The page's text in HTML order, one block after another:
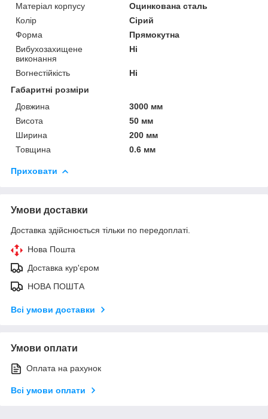
Матеріал корпусу
Оцинкована сталь
Колір
Сірий
Форма
Прямокутна
Вибухозахищене
виконання
Ні
Вогнестійкість
Ні
Габаритні розміри
Довжина
3000 мм
Висота
50 мм
Ширина
200 мм
Товщина
0.6 мм
Приховати
Умови доставки
Доставка здійснюється тільки по передоплаті.
Нова Пошта
Доставка кур'єром
НОВА ПОШТА
Всі умови доставки
Умови оплати
Оплата на рахунок
Всі умови оплати